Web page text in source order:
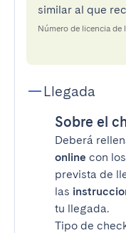
similar al que
Número de licencia
Llegada
Sobre el
Deberá
online con
prevista de
las
tu llegada.
Tipo de